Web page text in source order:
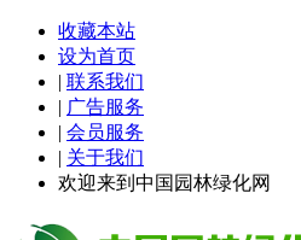
收藏本站
设为首页
| 联系我们
| 广告服务
| 会员服务
| 关于我们
欢迎来到中国园林绿化网